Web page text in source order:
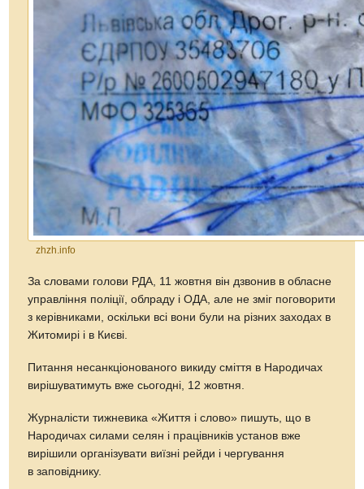
zhzh.info
За словами голови РДА, 11 жовтня він дзвонив в обласне
управління поліції, облраду і ОДА, але не зміг поговорити
з керівниками, оскільки всі вони були на різних заходах в
Житомирі і в Києві.
Питання несанкціонованого викиду сміття в Народичах
вирішуватимуть вже сьогодні, 12 жовтня.
Журналісти тижневика «Життя і слово» пишуть, що в
Народичах силами селян і працівників установ вже
вирішили організувати виїзні рейди і чергування
в заповіднику.